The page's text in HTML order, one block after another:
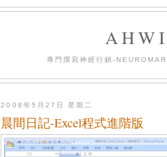
專門撰寫神經行銷-
2008年5月27日 星期二
晨間日記-Excel程式進階版